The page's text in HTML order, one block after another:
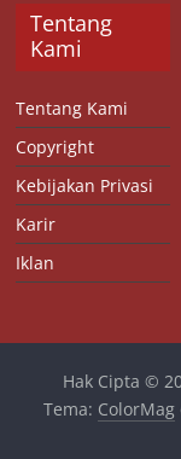
Tentang
Kami
Tentang Kami
Copyright
Kebijakan Privasi
Karir
Iklan
Hak Cipta ©
Tema: ColorMag